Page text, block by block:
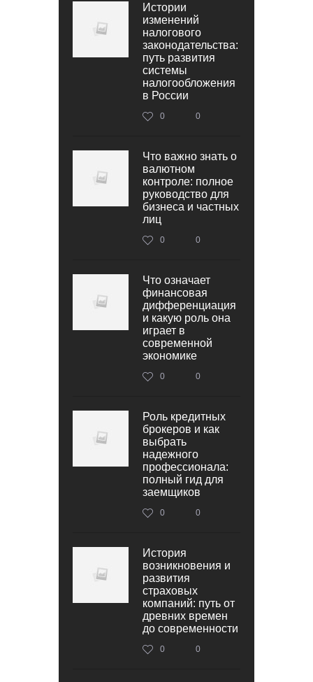
Истории
изменений
налогового
законодательства:
путь развития
системы
налогообложения
в России
0 0
Что важно знать о
валютном
контроле: полное
руководство для
бизнеса и частных
лиц
0 0
Что означает
финансовая
дифференциация
и какую роль она
играет в
современной
экономике
0 0
Роль кредитных
брокеров и как
выбрать
надежного
профессионала:
полный гид для
заемщиков
0 0
История
возникновения и
развития
страховых
компаний: путь от
древних времен
до современности
0 0